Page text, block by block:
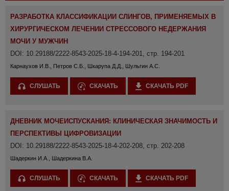
РАЗРАБОТКА КЛАССИФИКАЦИИ СЛИНГОВ, ПРИМЕНЯЕМЫХ В
ХИРУРГИЧЕСКОМ ЛЕЧЕНИИ СТРЕССОВОГО НЕДЕРЖАНИЯ
МОЧИ У МУЖЧИН
DOI: 10.29188/2222-8543-2025-18-4-194-201, стр. 194-201
Карнаухов И.В., Петров С.Б., Шкарупа Д.Д., Шульгин А.С.
СЛУШАТЬ СКАЧАТЬ СКАЧАТЬ PDF
ДНЕВНИК МОЧЕИСПУСКАНИЯ: КЛИНИЧЕСКАЯ ЗНАЧИМОСТЬ И
ПЕРСПЕКТИВЫ ЦИФРОВИЗАЦИИ
DOI: 10.29188/2222-8543-2025-18-4-202-208, стр. 202-208
Шадеркин И.А., Шадеркина В.А.
СЛУШАТЬ СКАЧАТЬ СКАЧАТЬ PDF